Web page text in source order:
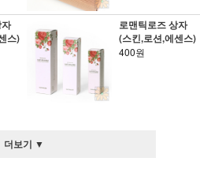
스)
로맨틱로즈 상자
(스킨,로션,에센스)
400원
더보기 ▼